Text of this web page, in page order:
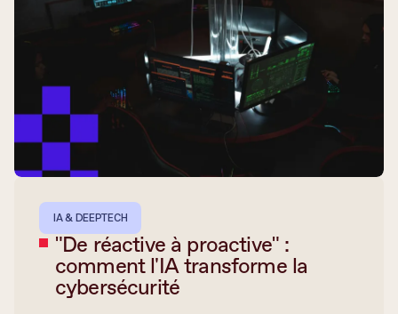
IA & DEEPTECH
"De réactive à proactive" :
comment l'IA transforme la
cybersécurité